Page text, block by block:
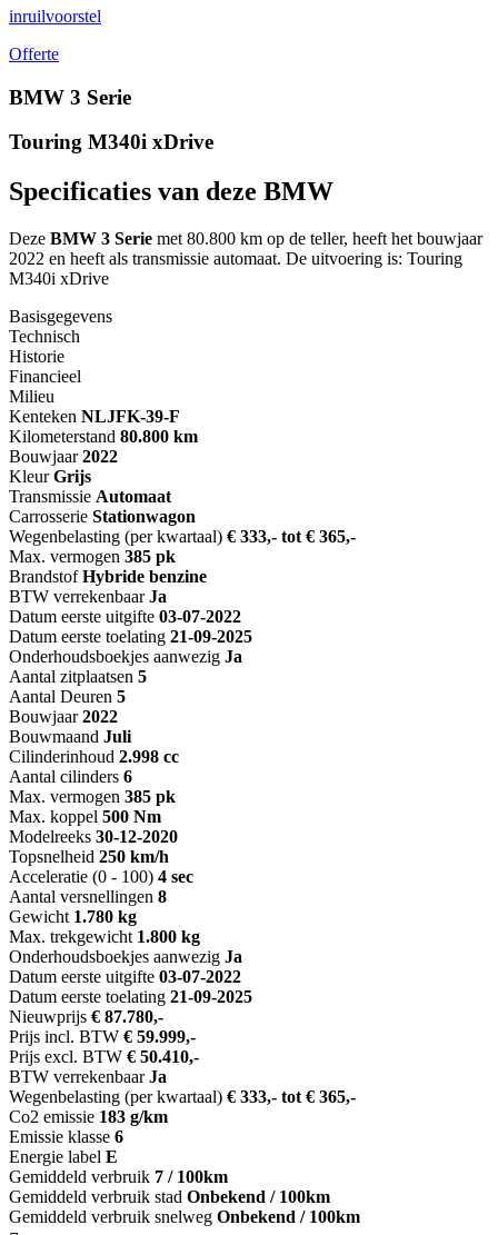
inruilvoorstel
Offerte
BMW 3 Serie
Touring M340i xDrive
Specificaties van deze BMW
Deze BMW 3 Serie met 80.800 km op de teller, heeft het bouwjaar
2022 en heeft als transmissie automaat. De uitvoering is: Touring
M340i xDrive
Basisgegevens
Technisch
Historie
Financieel
Milieu
Kenteken NLJFK-39-F
Kilometerstand 80.800 km
Bouwjaar 2022
Kleur Grijs
Transmissie Automaat
Carrosserie Stationwagon
Wegenbelasting (per kwartaal) € 333,- tot € 365,-
Max. vermogen 385 pk
Brandstof Hybride benzine
BTW verrekenbaar Ja
Datum eerste uitgifte 03-07-2022
Datum eerste toelating 21-09-2025
Onderhoudsboekjes aanwezig Ja
Aantal zitplaatsen 5
Aantal Deuren 5
Bouwjaar 2022
Bouwmaand Juli
Cilinderinhoud 2.998 cc
Aantal cilinders 6
Max. vermogen 385 pk
Max. koppel 500 Nm
Modelreeks 30-12-2020
Topsnelheid 250 km/h
Acceleratie (0 - 100) 4 sec
Aantal versnellingen 8
Gewicht 1.780 kg
Max. trekgewicht 1.800 kg
Onderhoudsboekjes aanwezig Ja
Datum eerste uitgifte 03-07-2022
Datum eerste toelating 21-09-2025
Nieuwprijs € 87.780,-
Prijs incl. BTW € 59.999,-
Prijs excl. BTW € 50.410,-
BTW verrekenbaar Ja
Wegenbelasting (per kwartaal) € 333,- tot € 365,-
Co2 emissie 183 g/km
Emissie klasse 6
Energie label E
Gemiddeld verbruik 7 / 100km
Gemiddeld verbruik stad Onbekend / 100km
Gemiddeld verbruik snelweg Onbekend / 100km